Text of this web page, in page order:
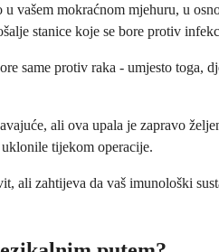
mokraćnom mjehuru, u
stanice koje se bore protiv
same protiv raka - umjesto toga,
ali ova upala je zapravo
tijekom operacije.
ali zahtijeva da vaš imunološki